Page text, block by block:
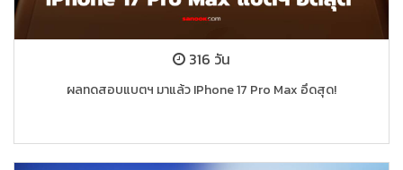
316 วัน
ผลทดสอบแบตฯ มาแล้ว IPhone 17 Pro Max อึดสุด!